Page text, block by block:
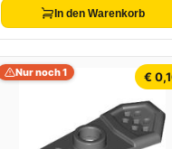
In den Warenkorb
€
Nur noch 1